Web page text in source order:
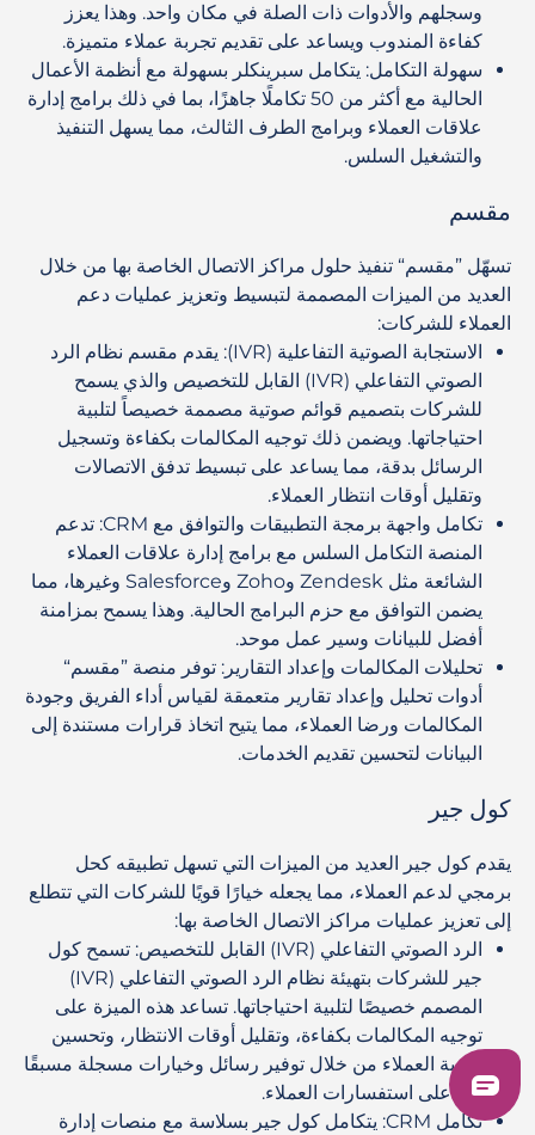
وسجلهم والأدوات ذات الصلة في مكان واحد. وهذا يعزز
كفاءة المندوب ويساعد على تقديم تجربة عملاء متميزة.
سهولة التكامل: يتكامل سبرينكلر بسهولة مع أنظمة الأعمال
الحالية مع أكثر من 50 تكاملًا جاهزًا، بما في ذلك برامج إدارة
علاقات العملاء وبرامج الطرف الثالث، مما يسهل التنفيذ
والتشغيل السلس.
مقسم
تسهّل ”مقسم“ تنفيذ حلول مراكز الاتصال الخاصة بها من خلال
العديد من الميزات المصممة لتبسيط وتعزيز عمليات دعم
العملاء للشركات:
الاستجابة الصوتية التفاعلية (IVR)
: يقدم مقسم نظام الرد
الصوتي التفاعلي (IVR) القابل للتخصيص والذي يسمح
للشركات بتصميم قوائم صوتية مصممة خصيصاً لتلبية
احتياجاتها. ويضمن ذلك توجيه المكالمات بكفاءة وتسجيل
الرسائل بدقة، مما يساعد على تبسيط تدفق الاتصالات
وتقليل أوقات انتظار العملاء.
تكامل واجهة برمجة التطبيقات والتوافق مع CRM
: تدعم
المنصة التكامل السلس مع برامج إدارة علاقات العملاء
الشائعة مثل Zendesk وZoho وSalesforce وغيرها، مما
يضمن التوافق مع حزم البرامج الحالية. وهذا يسمح بمزامنة
أفضل للبيانات وسير عمل موحد.
تحليلات المكالمات وإعداد التقارير : توفر منصة ”مقسم“
أدوات تحليل وإعداد تقارير متعمقة لقياس أداء الفريق وجودة
المكالمات ورضا العملاء، مما يتيح اتخاذ قرارات مستندة إلى
البيانات لتحسين تقديم الخدمات.
كول جير
يقدم كول جير العديد من الميزات التي تسهل تطبيقه كحل
برمجي لدعم العملاء، مما يجعله خيارًا قويًا للشركات التي تتطلع
إلى تعزيز عمليات مراكز الاتصال الخاصة بها:
الرد الصوتي التفاعلي (IVR) القابل للتخصيص
: تسمح كول
جير للشركات بتهيئة نظام الرد الصوتي التفاعلي (IVR)
المصمم خصيصًا لتلبية احتياجاتها. تساعد هذه الميزة على
توجيه المكالمات بكفاءة، وتقليل أوقات الانتظار، وتحسين
تجربة العملاء من خلال توفير رسائل وخيارات مسجلة مسبقًا
بناءً على استفسارات العملاء.
تكامل CRM
: يتكامل كول جير بسلاسة مع منصات إدارة